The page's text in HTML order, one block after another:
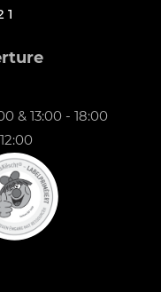
1
& 13:00 - 18:00